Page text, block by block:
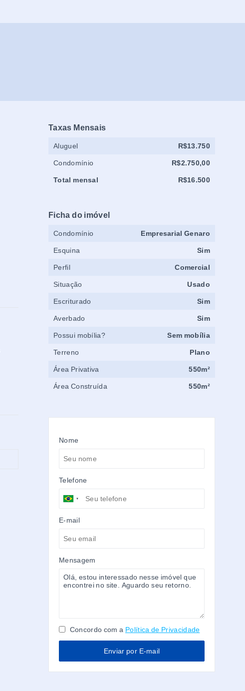
Taxas Mensais
Aluguel R$13.750
Condomínio R$2.750,00
Total mensal R$16.500
Ficha do imóvel
Condomínio Empresarial Genaro
Esquina Sim
Perfil Comercial
Situação Usado
Escriturado Sim
Averbado Sim
Possui mobília? Sem mobília
Terreno Plano
Área Privativa 550m²
Área Construída 550m²
Nome
Telefone
E-mail
Mensagem
Concordo com a Política de Privacidade
Enviar por E-mail